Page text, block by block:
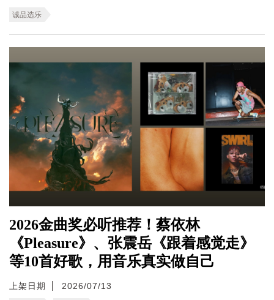
诚品选乐
2026金曲奖必听推荐！蔡依林
《Pleasure》、张震岳《跟着感觉走》
等10首好歌，用音乐真实做自己
上架日期 2026/07/13